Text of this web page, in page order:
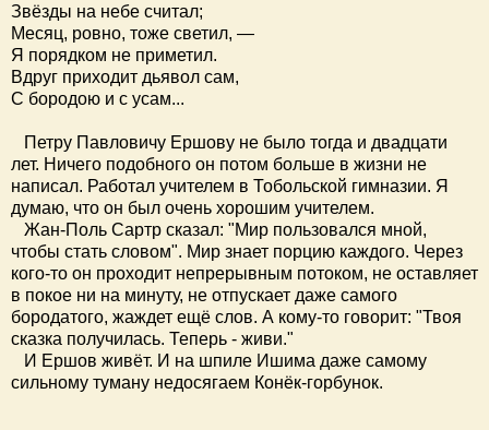
Звёзды на небе считал;
Месяц, ровно, тоже светил, —
Я порядком не приметил.
Вдруг приходит дьявол сам,
С бородою и с усам...
Петру Павловичу Ершову не было тогда и двадцати
лет. Ничего подобного он потом больше в жизни не
написал. Работал учителем в Тобольской гимназии. Я
думаю, что он был очень хорошим учителем.
Жан-Поль Сартр сказал: "Мир пользовался мной,
чтобы стать словом". Мир знает порцию каждого. Через
кого-то он проходит непрерывным потоком, не оставляет
в покое ни на минуту, не отпускает даже самого
бородатого, жаждет ещё слов. А кому-то говорит: "Твоя
сказка получилась. Теперь - живи."
И Ершов живёт. И на шпиле Ишима даже самому
сильному туману недосягаем Конёк-горбунок.